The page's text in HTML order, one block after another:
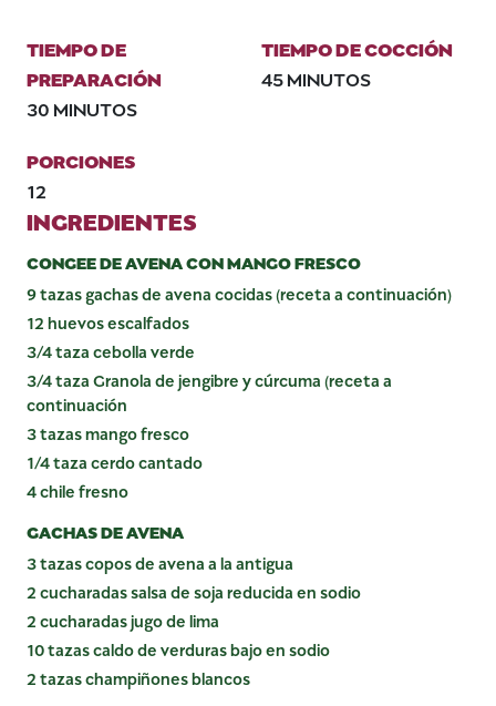
TIEMPO DE
PREPARACIÓN
30 MINUTOS
TIEMPO DE COCCIÓN
45 MINUTOS
PORCIONES
12
INGREDIENTES
CONGEE DE AVENA CON MANGO FRESCO
9 tazas gachas de avena cocidas (receta a continuación)
12 huevos escalfados
3/4 taza cebolla verde
3/4 taza Granola de jengibre y cúrcuma (receta a
continuación
3 tazas mango fresco
1/4 taza cerdo cantado
4 chile fresno
GACHAS DE AVENA
3 tazas copos de avena a la antigua
2 cucharadas salsa de soja reducida en sodio
2 cucharadas jugo de lima
10 tazas caldo de verduras bajo en sodio
2 tazas champiñones blancos